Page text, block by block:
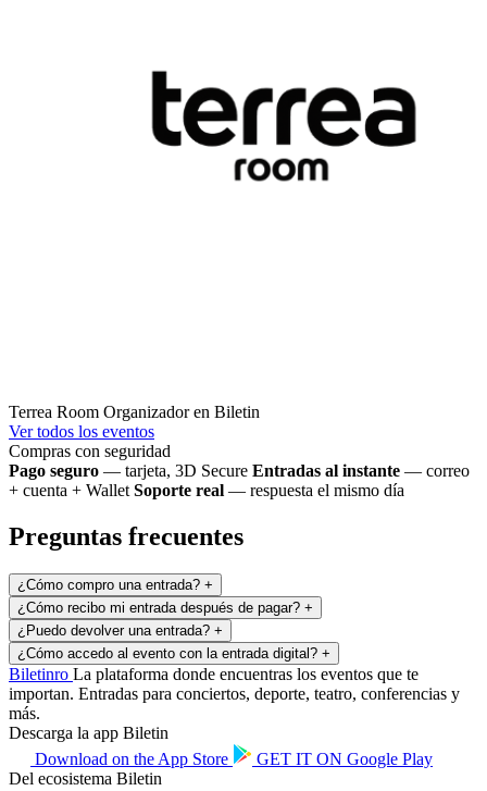
Terrea Room Organizador en Biletin
Ver todos los eventos
Compras con seguridad
Pago seguro — tarjeta, 3D Secure Entradas al instante — correo
+ cuenta + Wallet Soporte real — respuesta el mismo día
Preguntas frecuentes
¿Cómo compro una entrada? +
¿Cómo recibo mi entrada después de pagar? +
¿Puedo devolver una entrada? +
¿Cómo accedo al evento con la entrada digital? +
Biletinro La plataforma donde encuentras los eventos que te
importan. Entradas para conciertos, deporte, teatro, conferencias y
más.
Descarga la app Biletin
Download on the App Store GET IT ON Google Play
Del ecosistema Biletin